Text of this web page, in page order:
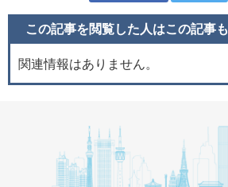
この記事を閲覧した人はこの記事も
関連情報はありません。